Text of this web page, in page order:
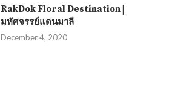
RakDok Floral Destination |
มหัศจรรย์แดนมาลี
December 4, 2020